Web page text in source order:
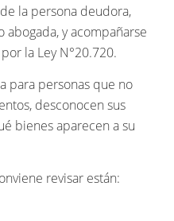
la persona deudora,
y acompañarse
la Ley N°20.720.
para personas que no
desconocen sus
bienes aparecen a su
revisar están: